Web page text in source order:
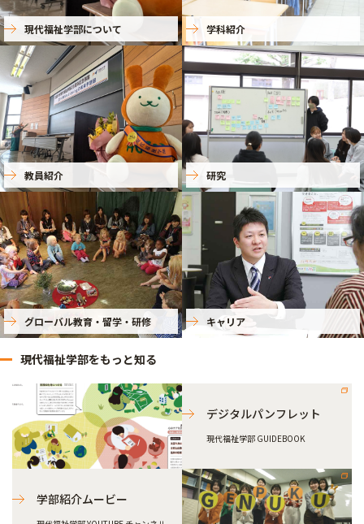
現代福祉学部について 学科紹介
教員紹介 研究
グローバル教育・留学・研修 キャリア
現代福祉学部をもっと知る
デジタルパンフレット
現代福祉学部 GUIDEBOOK
学部紹介ムービー